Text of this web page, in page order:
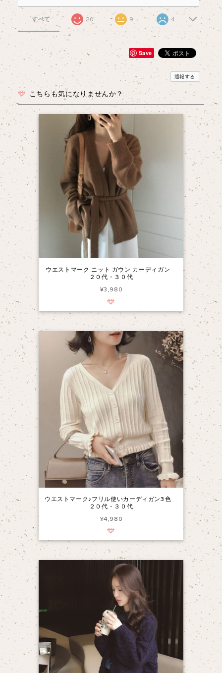
すべて 20 9 4
Save
通報する
こちらも気になりませんか？
ウエストマーク ニット ガウン カーディガン
２０代・３０代
¥3,980
ウエストマーク♪フリル使いカーディガン3色
２０代・３０代
¥4,980